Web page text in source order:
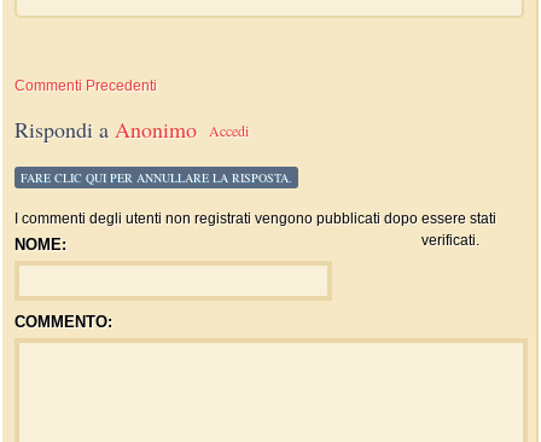
Commenti Precedenti
Rispondi aAnonimo Accedi
FARE CLIC QUI PER ANNULLARE LA RISPOSTA.
I commenti degli utenti non registrati vengono pubblicati dopo essere stati
verificati.
NOME:
COMMENTO: